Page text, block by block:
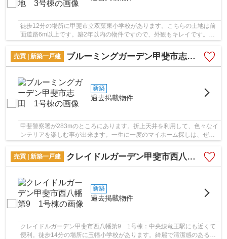
徒歩12分の場所に甲斐市立双葉東小学校があります。こちらの土地は前
面道路6m以上です。築2年以内の物件ですので、外観もキレイです。室
内環境まで左右する基礎は、強靭なベタ基礎とな...
売買 | 新築一戸建
ブルーミングガーデン甲斐市志田 1号棟
新築
過去掲載物件
甲斐警察署が283mのところにあります。折上天井を利用して、色々なイ
ンテリアを楽しむ事が出来ます。一生に一度のマイホーム探しは、ぜひ
新築戸建てで。地盤が弱いと大惨事になりかね...
売買 | 新築一戸建
クレイドルガーデン甲斐市西八幡第9 1号棟
新築
過去掲載物件
クレイドルガーデン甲斐市西八幡第9 1号棟：中央線竜王駅にも近くて
便利。徒歩14分の場所に玉幡小学校があります。綺麗で清潔感のある室